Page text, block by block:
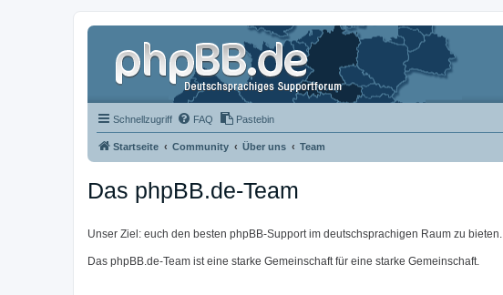
Schnellzugriff FAQ Pastebin
Startseite Community Über uns Team
Das phpBB.de-Team
Unser Ziel: euch den besten phpBB-Support im deutschsprachigen Raum zu bieten.
Das phpBB.de-Team ist eine starke Gemeinschaft für eine starke Gemeinschaft.